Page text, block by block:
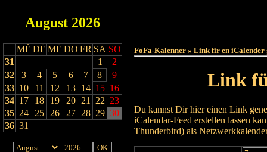
August 2026
MÉ DË MË DO FR SA SO
31
1
2
32
3 4 5 6 7 8
9
33 10 11 12 13 14 15 16
34 17 18 19 20 21 22 23
35 24 25 26 27 28 29 30
36 31
FoFa-Kalenner » Link fir en iCalender
Link
Du kannst Dir hier einen Link
iCalendar-Feed erstellen lassen
Thunderbird) als